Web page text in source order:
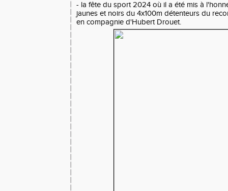
- la fête du sport 2024 où il a été mis à
jaunes et noirs du 4x100m détenteurs du
en compagnie d'Hubert Drouet.